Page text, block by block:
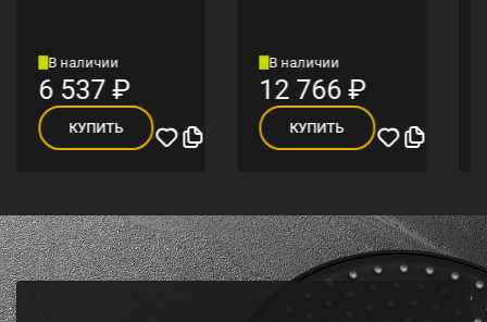
В наличии
6 537₽
КУПИТЬ
В наличии
12 766₽
КУПИТЬ